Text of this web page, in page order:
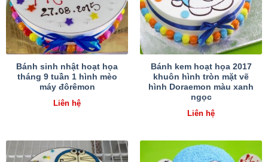
Bánh sinh nhật hoạt họa
tháng 9 tuần 1 hình mèo
máy đôrêmon
Liên hệ
Bánh kem hoạt họa 2017
khuôn hình tròn mặt vẽ
hình Doraemon màu xanh
ngọc
Liên hệ